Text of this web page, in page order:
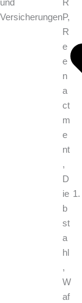
R
P,
R
e
e
n
a
ct
m
e
nt
,
D
ie
b
st
a
hl
,
W
af